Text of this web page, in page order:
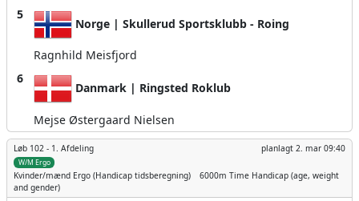
5
Norge | Skullerud Sportsklubb - Roing
Ragnhild Meisfjord
6
Danmark | Ringsted Roklub
Mejse Østergaard Nielsen
Løb 102 - 1. Afdeling planlagt 2. mar 09:40
W/M Ergo
Kvinder/mænd Ergo (Handicap tidsberegning) 6000m Time Handicap (age, weight
and gender)